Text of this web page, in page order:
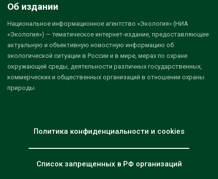
Об издании
Национальное информационное агентство «Экология» (НИА
«Экология») — тематическое интернет-издание, предоставляющее
актуальную и объективную новостную информацию об
экологической ситуации в России и в мире, мерах по охране
окружающей среды, деятельности различных государственных,
коммерческих и общественных организаций в отношении охраны
природы.
Политика конфиденциальности и cookies
Список запрещенных в РФ организаций